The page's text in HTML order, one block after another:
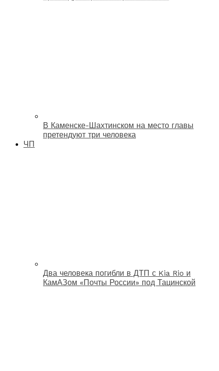
В Каменске-Шахтинском на место главы
претендуют три человека
ЧП
Два человека погибли в ДТП с Kia Rio и
КамАЗом «Почты России» под Тацинской